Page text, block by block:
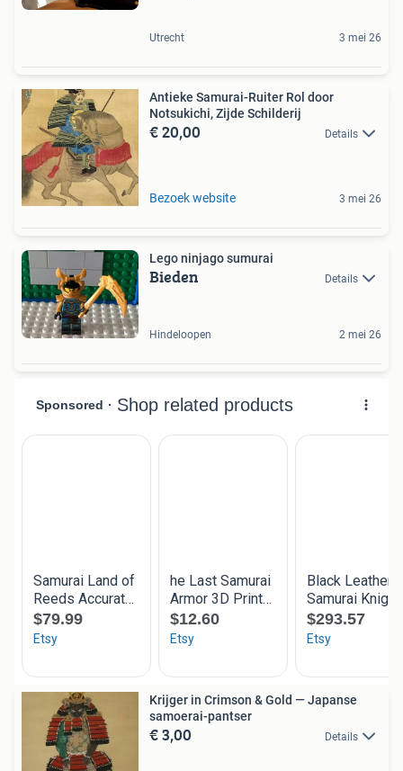
Utrecht 3 mei 26
Antieke Samurai-Ruiter Rol door
Notsukichi, Zijde Schilderij
€ 20,00 Details
Bezoek website 3 mei 26
Lego ninjago sumurai
Bieden Details
Hindeloopen 2 mei 26
Krijger in Crimson & Gold — Japanse
samoerai-pantser
€ 3,00 Details